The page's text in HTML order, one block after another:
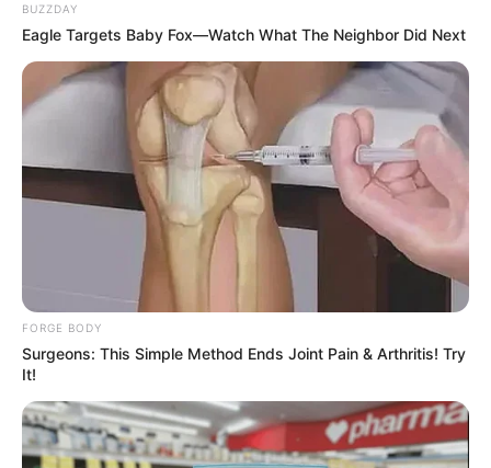
BUZZDAY
Eagle Targets Baby Fox—Watch What The Neighbor Did Next
FORGE BODY
Surgeons: This Simple Method Ends Joint Pain & Arthritis! Try
It!